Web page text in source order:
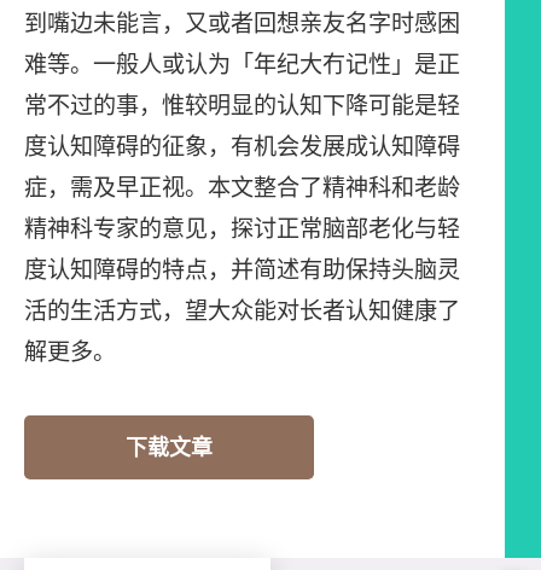
到嘴边未能言，又或者回想亲友名字时感困
难等。一般人或认为「年纪大冇记性」是正
常不过的事，惟较明显的认知下降可能是轻
度认知障碍的征象，有机会发展成认知障碍
症，需及早正视。本文整合了精神科和老龄
精神科专家的意见，探讨正常脑部老化与轻
度认知障碍的特点，并简述有助保持头脑灵
活的生活方式，望大众能对长者认知健康了
解更多。
下载文章